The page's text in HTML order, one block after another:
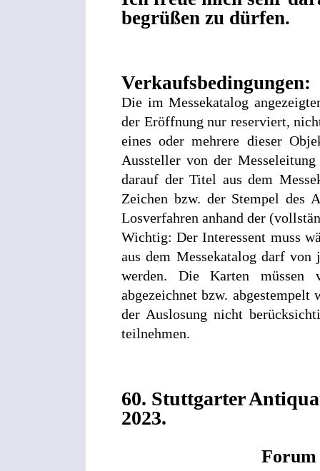
begrüßen zu dürfen.
Verkaufsbedingungen:
Die im Messekatalog
der Eröffnung nur reserviert,
eines oder mehrere dieser
Aussteller von der
darauf der Titel aus dem
Zeichen bzw. der Stempel des
Losverfahren anhand der
Wichtig: Der Interessent muss
aus dem Messekatalog darf von
werden. Die Karten müssen
abgezeichnet bzw.
der Auslosung nicht
teilnehmen.
60. Stuttgarter
2023.
Forum am